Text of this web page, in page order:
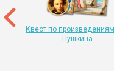
Квест по
Пушкина